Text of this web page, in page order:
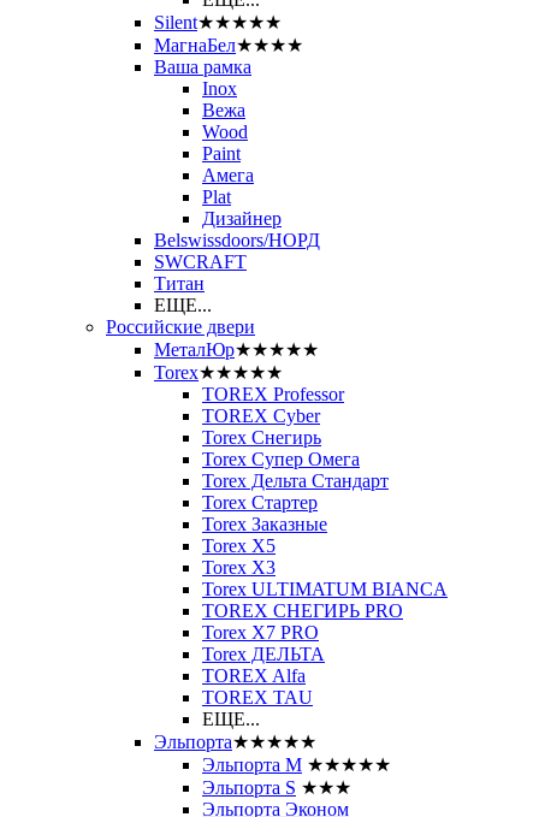
Silent★★★★★
МагнаБел★★★★
Ваша рамка
Inox
Вежа
Wood
Paint
Амега
Plat
Дизайнер
Belswissdoors/НОРД
SWCRAFT
Титан
ЕЩЕ...
Российские двери
МеталЮр★★★★★
Torex★★★★★
TOREX Professor
TOREX Cyber
Torex Снегирь
Torex Супер Омега
Torex Дельта Стандарт
Torex Стартер
Torex Заказные
Torex Х5
Torex Х3
Torex ULTIMATUM BIANCA
TOREX СНЕГИРЬ PRO
Torex X7 PRO
Torex ДЕЛЬТА
TOREX Alfa
TOREX TAU
ЕЩЕ...
Эльпорта★★★★★
Эльпорта M ★★★★★
Эльпорта S ★★★
Эльпорта Эконом